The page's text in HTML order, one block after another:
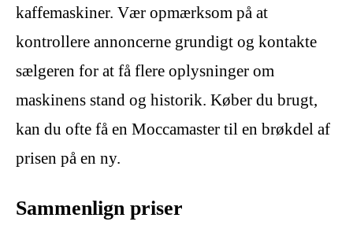
kaffemaskiner. Vær opmærksom på at
kontrollere annoncerne grundigt og kontakte
sælgeren for at få flere oplysninger om
maskinens stand og historik. Køber du brugt,
kan du ofte få en Moccamaster til en brøkdel af
prisen på en ny.
Sammenlign priser